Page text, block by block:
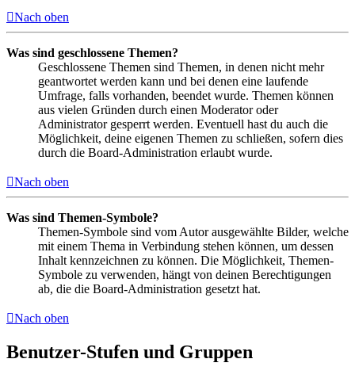
Nach oben
Was sind geschlossene Themen?
Geschlossene Themen sind Themen, in denen nicht mehr
geantwortet werden kann und bei denen eine laufende
Umfrage, falls vorhanden, beendet wurde. Themen können
aus vielen Gründen durch einen Moderator oder
Administrator gesperrt werden. Eventuell hast du auch die
Möglichkeit, deine eigenen Themen zu schließen, sofern dies
durch die Board-Administration erlaubt wurde.
Nach oben
Was sind Themen-Symbole?
Themen-Symbole sind vom Autor ausgewählte Bilder, welche
mit einem Thema in Verbindung stehen können, um dessen
Inhalt kennzeichnen zu können. Die Möglichkeit, Themen-
Symbole zu verwenden, hängt von deinen Berechtigungen
ab, die die Board-Administration gesetzt hat.
Nach oben
Benutzer-Stufen und Gruppen